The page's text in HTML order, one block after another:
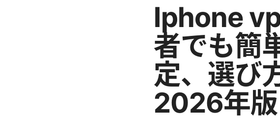
Iphone
者でも簡
定、選び
2026年版